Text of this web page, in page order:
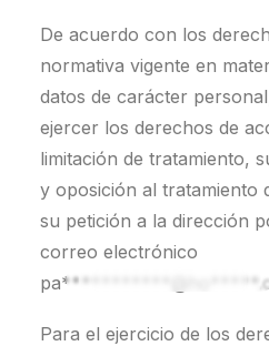
De acuerdo con los
normativa vigente en
datos de carácter
ejercer los derechos de
limitación de tratamiento,
y oposición al tratamiento
su petición a la dirección
correo electrónico
Para el ejercicio de los